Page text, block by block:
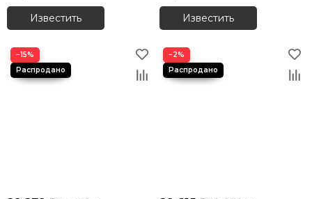
Известить
Известить
−15% −2%